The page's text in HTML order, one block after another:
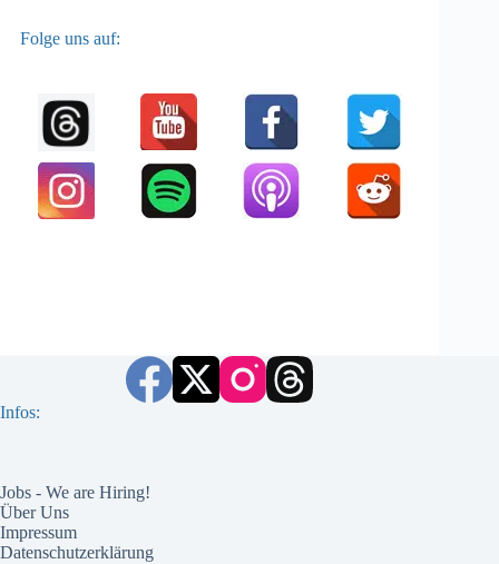
Folge uns auf:
Infos:
Jobs - We are Hiring!
Über Uns
Impressum
Datenschutzerklärung